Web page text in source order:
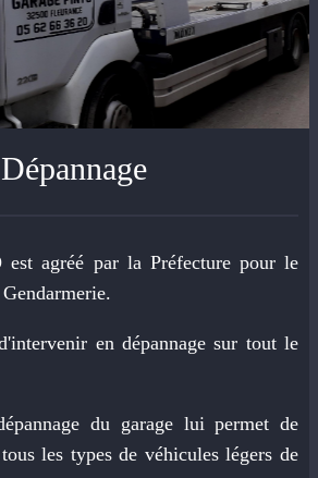
Dépannage
est agréé par la Préfecture pour le
en dépannage sur tout le
du garage lui permet de
les types de véhicules légers de